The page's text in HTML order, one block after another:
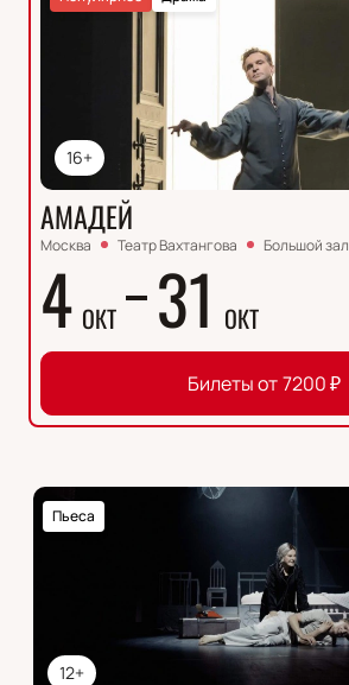
16+
АМАДЕЙ
Москва Театр Вахтангова Большой зал
4 ОКТ 31 ОКТ
Билеты от 7200₽
12+
Пьеса